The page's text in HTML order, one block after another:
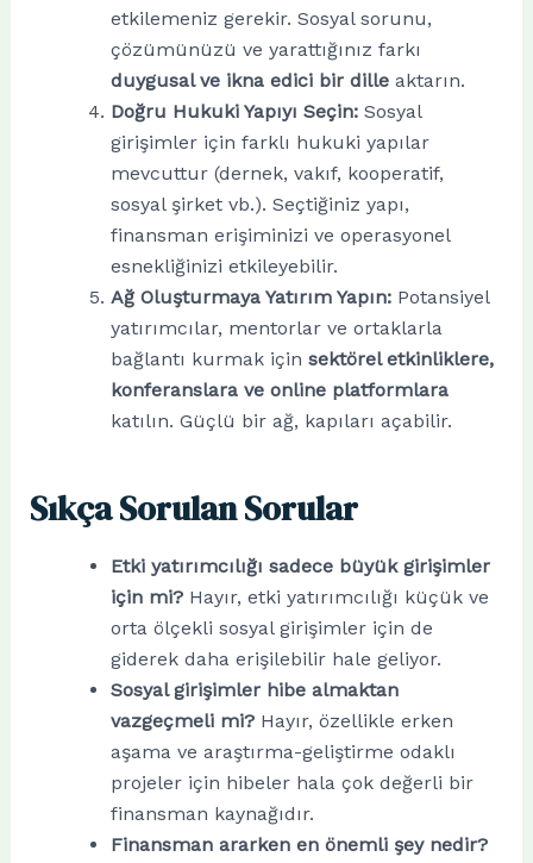
etkilemeniz gerekir. Sosyal sorunu,
çözümünüzü ve yarattığınız farkı
duygusal ve ikna edici bir dilleaktarın.
Doğru Hukuki Yapıyı Seçin:Sosyal
girişimler için farklı hukuki yapılar
mevcuttur (dernek, vakıf, kooperatif,
sosyal şirket vb.). Seçtiğiniz yapı,
finansman erişiminizi ve operasyonel
esnekliğinizi etkileyebilir.
Ağ Oluşturmaya Yatırım Yapın:Potansiyel
yatırımcılar, mentorlar ve ortaklarla
bağlantı kurmak için sektörel etkinliklere,
konferanslara ve online platformlara
katılın. Güçlü bir ağ, kapıları açabilir.
Sıkça Sorulan Sorular
Etki yatırımcılığı sadece büyük girişimler
için mi?Hayır, etki yatırımcılığı küçük ve
orta ölçekli sosyal girişimler için de
giderek daha erişilebilir hale geliyor.
Sosyal girişimler hibe almaktan
vazgeçmeli mi?Hayır, özellikle erken
aşama ve araştırma-geliştirme odaklı
projeler için hibeler hala çok değerli bir
finansman kaynağıdır.
Finansman ararken en önemli şey nedir?